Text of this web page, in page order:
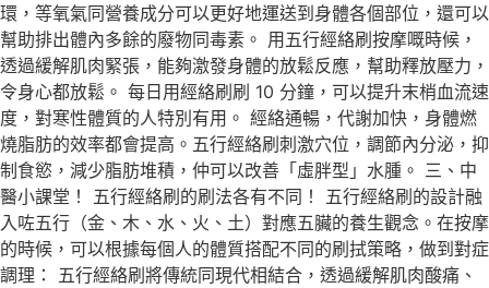
環，等氧氣同營養成分可以更好地運送到身體各個部位，還可以
幫助排出體內多餘的廢物同毒素。 用五行經絡刷按摩嘅時候，
透過緩解肌肉緊張，能夠激發身體的放鬆反應，幫助釋放壓力，
令身心都放鬆。 每日用經絡刷刷 10 分鐘，可以提升末梢血流速
度，對寒性體質的人特別有用。 經絡通暢，代謝加快，身體燃
燒脂肪的效率都會提高。五行經絡刷刺激穴位，調節內分泌，抑
制食慾，減少脂肪堆積，仲可以改善「虛胖型」水腫。 三、中
醫小課堂！ 五行經絡刷的刷法各有不同！ 五行經絡刷的設計融
入咗五行（金、木、水、火、土）對應五臟的養生觀念。在按摩
的時候，可以根據每個人的體質搭配不同的刷拭策略，做到對症
調理： 五行經絡刷將傳統同現代相結合，透過緩解肌肉酸痛、